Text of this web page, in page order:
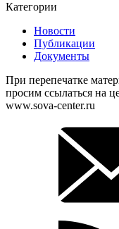
Категории
Новости
Публикации
Документы
При перепечатке
просим ссылаться на
www.sova-center.ru